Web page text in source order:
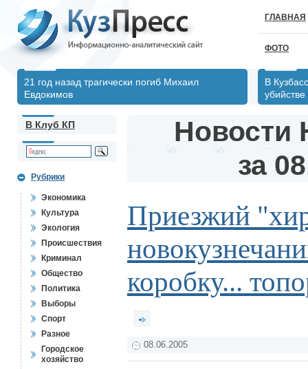
ГЛАВНАЯ
ФОТО
21 год назад трагически погиб Михаил
Евдокимов
В
В Клуб КП
Рубрики
Экономика
Культура
Экология
Происшествия
Криминал
Общество
Политика
Выборы
Спорт
Разное
Городское
хозяйство
Новости
за
Приезжий
коробку...
08.06.2005